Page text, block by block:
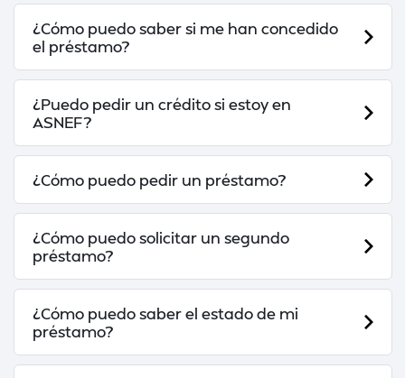
¿Cómo puedo saber si me han concedido
el préstamo?
¿Puedo pedir un crédito si estoy en
ASNEF?
¿Cómo puedo pedir un préstamo?
¿Cómo puedo solicitar un segundo
préstamo?
¿Cómo puedo saber el estado de mi
préstamo?